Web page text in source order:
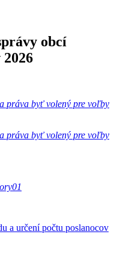
obcí
práva byť volený pre voľby
práva byť volený pre voľby
a určení počtu poslanocov